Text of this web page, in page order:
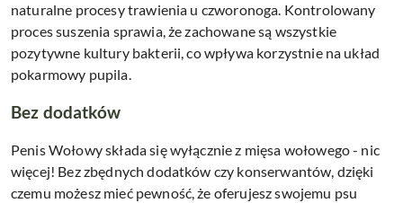
naturalne procesy trawienia u czworonoga. Kontrolowany
proces suszenia sprawia, że zachowane są wszystkie
pozytywne kultury bakterii, co wpływa korzystnie na układ
pokarmowy pupila.
Bez dodatków
Penis Wołowy składa się wyłącznie z mięsa wołowego - nic
więcej! Bez zbędnych dodatków czy konserwantów, dzięki
czemu możesz mieć pewność, że oferujesz swojemu psu